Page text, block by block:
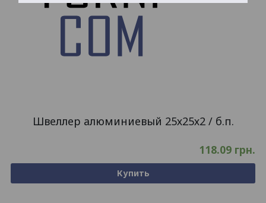
Швеллер алюминиевый 25х25х2 / б.п.
118.09 грн.
Купить